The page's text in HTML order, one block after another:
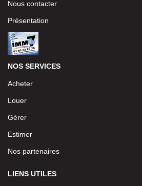
Nous contacter
Présentation
NOS SERVICES
Acheter
Louer
Gérer
Estimer
Nos partenaires
LIENS UTILES